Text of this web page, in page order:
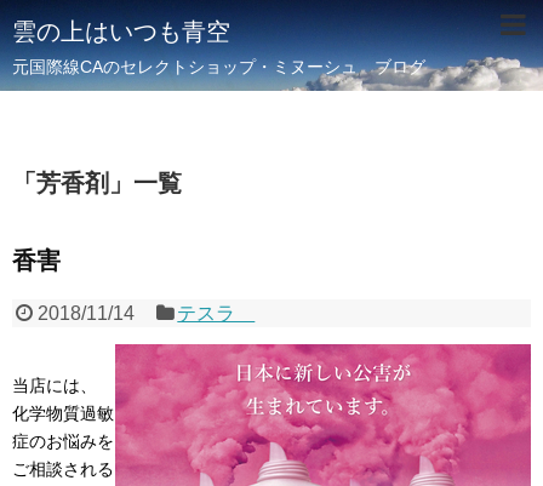
雲の上はいつも青空
元国際線CAのセレクトショップ・ミヌーシュ ブログ
「 芳香剤 」 一覧
香害
2018/11/14 テスラ
当店には、
化学物質過敏
症のお悩みを
ご相談される